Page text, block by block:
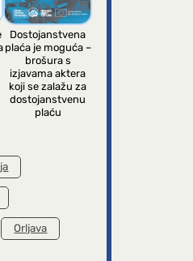
Dostojanstvena
plaća je moguća –
brošura s
izjavama aktera
koji se zalažu za
dostojanstvenu
plaću
Orljava